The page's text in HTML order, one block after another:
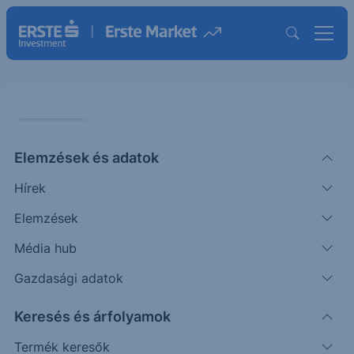
Elemzések és adatok
Hírek
Elemzések
Média hub
Gazdasági adatok
Keresés és árfolyamok
Termék keresők
az USA
Vasárnap, Donald Trump 80. születésnapján a két
ország hosszas egyezkedés után végül